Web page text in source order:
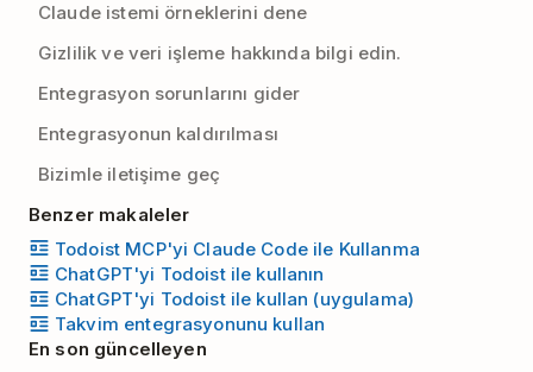
Claude istemi örneklerini dene
Gizlilik ve veri işleme hakkında bilgi edin.
Entegrasyon sorunlarını gider
Entegrasyonun kaldırılması
Bizimle iletişime geç
Benzer makaleler
Todoist MCP'yi Claude Code ile Kullanma
ChatGPT'yi Todoist ile kullanın
ChatGPT'yi Todoist ile kullan (uygulama)
Takvim entegrasyonunu kullan
En son güncelleyen